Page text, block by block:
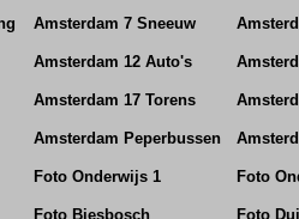
Amsterdam 7 Sneeuw
Amsterdam 12 Auto's
Amsterdam 17 Torens
Amsterdam Peperbussen
Foto Onderwijs 1 Foto
Foto Biesbosch Foto